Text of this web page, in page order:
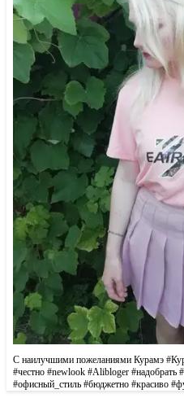
С наилучшими пожеланиями Курамэ
#чecтнo #nеwloоk #Аlibloger #надобрать
#офисный_стиль #бюджетно #красиво